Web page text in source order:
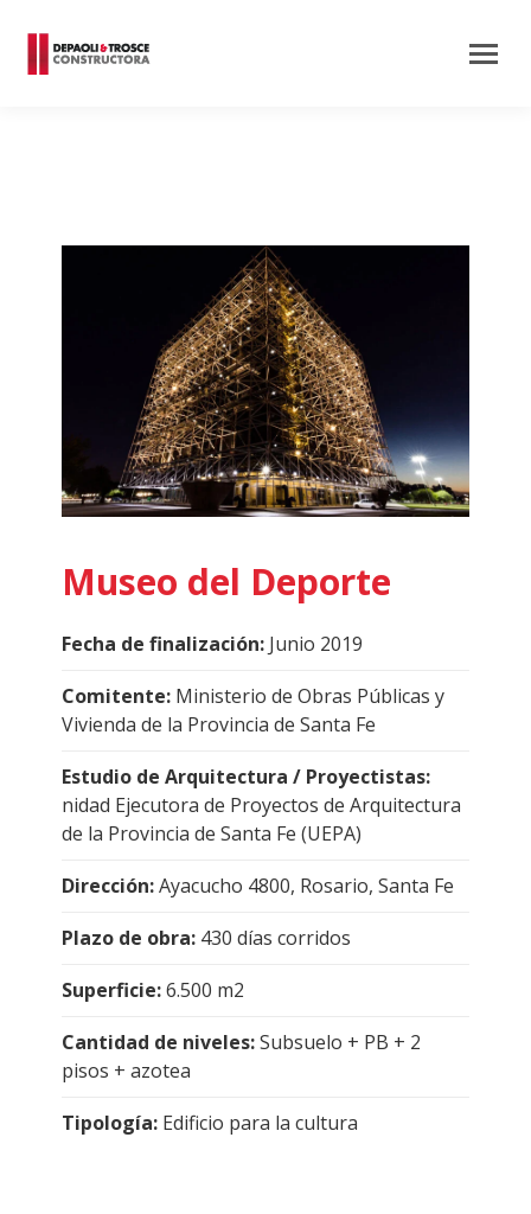
Museo del Deporte
Fecha de finalización: Junio 2019
Comitente: Ministerio de Obras Públicas y
Vivienda de la Provincia de Santa Fe
Estudio de Arquitectura / Proyectistas:
nidad Ejecutora de Proyectos de Arquitectura
de la Provincia de Santa Fe (UEPA)
Dirección:Ayacucho 4800, Rosario, Santa Fe
Plazo de obra: 430 días corridos
Superficie:6.500 m2
Cantidad de niveles:Subsuelo + PB + 2
pisos + azotea
Tipología: Edificio para la cultura